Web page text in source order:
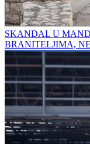
SKANDAL U
BRANITELJIMA,